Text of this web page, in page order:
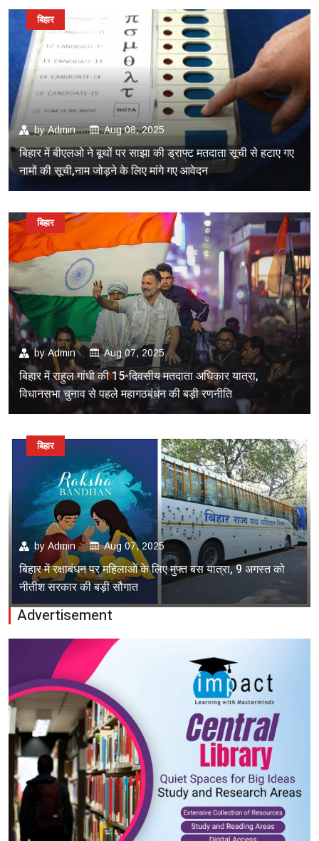
byAdmin Aug 08, 2025
बिहार में बीएलओ ने बूथों पर साझा की ड्राफ्ट मतदाता सूची से हटाए गए
नामों की सूची,नाम जोड़ने के लिए मांगे गए आवेदन
बिहार
byAdmin Aug 07, 2025
बिहार में राहुल गांधी की 15-दिवसीय मतदाता अधिकार यात्रा,
विधानसभा चुनाव से पहले महागठबंधन की बड़ी रणनीति
बिहार
by Admin Aug 07, 2025
बिहार में रक्षाबंधन पर महिलाओं के लिए मुफ्त बस यात्रा, 9 अगस्त को
नीतीश सरकार की बड़ी सौगात
बिहार
Advertisement